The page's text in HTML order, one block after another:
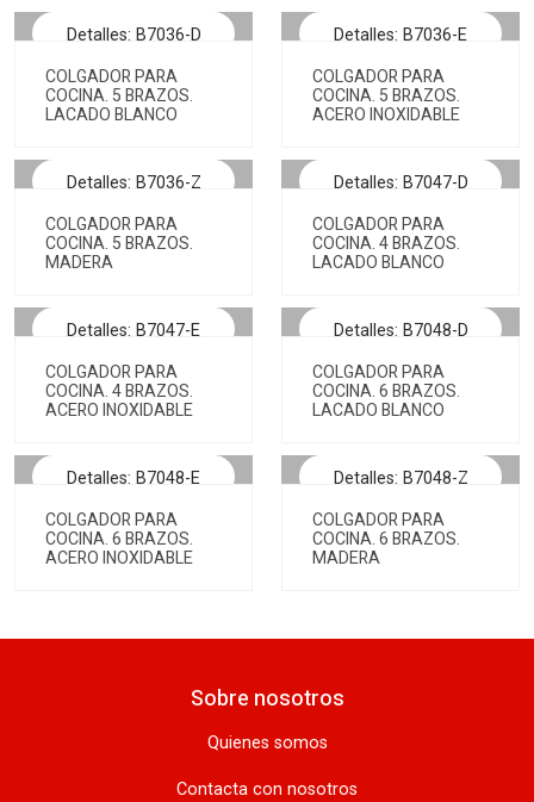
Detalles: B7036-D
COLGADOR PARA
COCINA. 5 BRAZOS.
LACADO BLANCO
Detalles: B7036-E
COLGADOR PARA
COCINA. 5 BRAZOS.
ACERO INOXIDABLE
Detalles: B7036-Z
COLGADOR PARA
COCINA. 5 BRAZOS.
MADERA
Detalles: B7047-D
COLGADOR PARA
COCINA. 4 BRAZOS.
LACADO BLANCO
Detalles: B7047-E
COLGADOR PARA
COCINA. 4 BRAZOS.
ACERO INOXIDABLE
Detalles: B7048-D
COLGADOR PARA
COCINA. 6 BRAZOS.
LACADO BLANCO
Detalles: B7048-E
COLGADOR PARA
COCINA. 6 BRAZOS.
ACERO INOXIDABLE
Detalles: B7048-Z
COLGADOR PARA
COCINA. 6 BRAZOS.
MADERA
Sobre nosotros
Quienes somos
Contacta con nosotros